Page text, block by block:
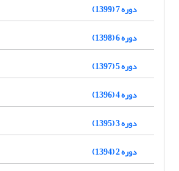
دوره 7 (1399)
دوره 6 (1398)
دوره 5 (1397)
دوره 4 (1396)
دوره 3 (1395)
دوره 2 (1394)